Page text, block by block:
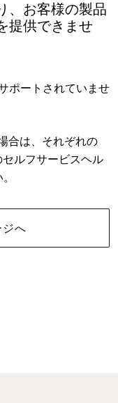
、お客様の製品
提供できませ
ポートされていませ
合は、それぞれの
ルフサービスヘル
ジへ